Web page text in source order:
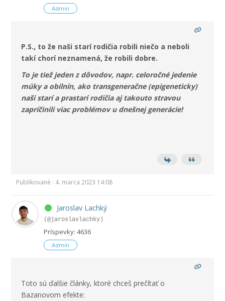
Admin
P.S., to že naši starí rodičia robili niečo a neboli
takí chorí neznamená, že robili dobre.
To je tiež jeden z dôvodov, napr. celoročné jedenie
múky a obilnín, ako transgeneračne (epigeneticky)
naši starí a prastarí rodičia aj takouto stravou
zapríčinili viac problémov u dnešnej generácie!
Publikované : 4. marca 2023 14:08
Jaroslav Lachký
(@jaroslavlachky)
Príspevky: 4636
Admin
Toto sú ďalšie články, ktoré chceš prečítať o
Bazanovom efekte: